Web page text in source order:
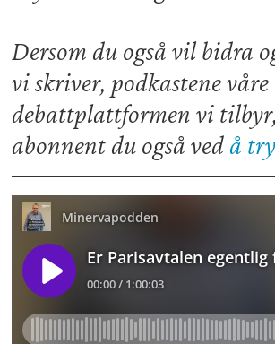
Dersom du også vil bidra
vi skriver, podkastene våre
debattplattformen vi
abonnent du også ved å